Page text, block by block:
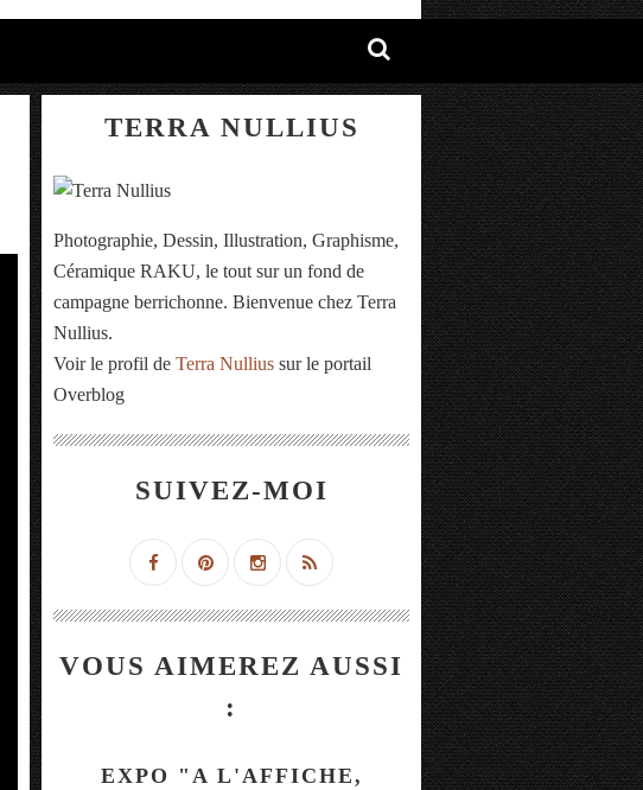
TERRA NULLIUS
Photographie, Dessin, Illustration, Graphisme,
Céramique RAKU, le tout sur un fond de
campagne berrichonne. Bienvenue chez Terra
Nullius.
Voir le profil de Terra Nullius sur le portail
Overblog
SUIVEZ-MOI
VOUS AIMEREZ AUSSI
:
EXPO "A L'AFFICHE,